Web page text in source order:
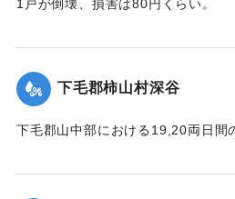
1戸が倒壊、損害は80円くらい。
｜固有コード:00275064
下毛郡柿山村深谷
下毛郡山中部における19,20両日間
なった。